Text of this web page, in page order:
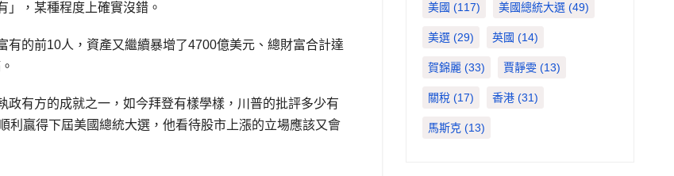
」，某種程度上確實沒錯。
的前10人，資產又繼續暴增了4700億美元、總財富合計達
有方的成就之一，如今拜登有樣學樣，川普的批評多少有
贏得下屆美國總統大選，他看待股市上漲的立場應該又會
美國 (117) 美國總統大選(49)
美選(29) 英國 (14)
賀錦麗 (33) 賈靜雯(13)
關稅(17) 香港(31)
馬斯克 (13)